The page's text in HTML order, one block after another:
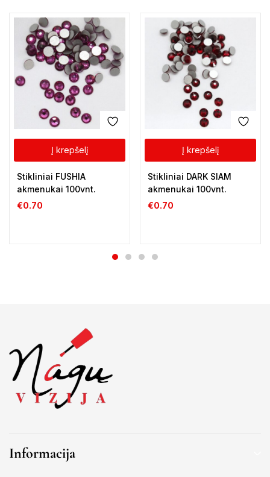
Į krepšelį
Stikliniai FUSHIA
akmenukai 100vnt.
€0.70
Į krepšelį
Stikliniai DARK SIAM
akmenukai 100vnt.
€0.70
Informacija